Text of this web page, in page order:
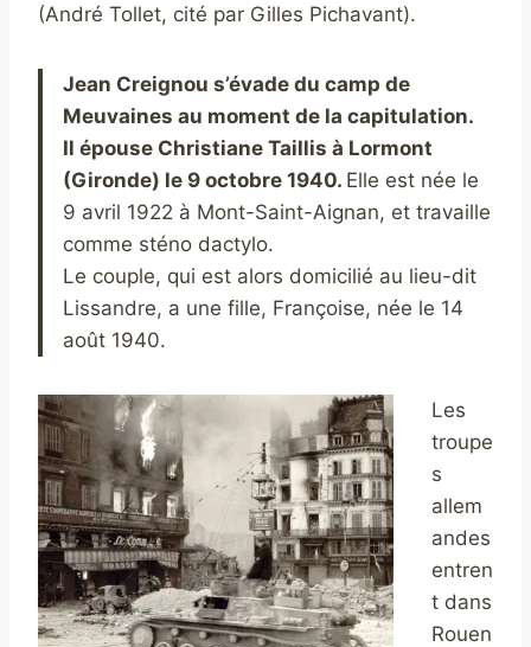
(André Tollet, cité par Gilles Pichavant).
Jean Creignou s’évade du camp de
Meuvaines au moment de la capitulation.
Il épouse Christiane Taillis à Lormont
(Gironde) le 9 octobre 1940. Elle est née le
9 avril 1922 à Mont-Saint-Aignan, et travaille
comme sténo dactylo.
Le couple, qui est alors domicilié au lieu-dit
Lissandre, a une fille, Françoise, née le 14
août 1940.
Les
troupe
s
allem
andes
entren
t dans
Rouen